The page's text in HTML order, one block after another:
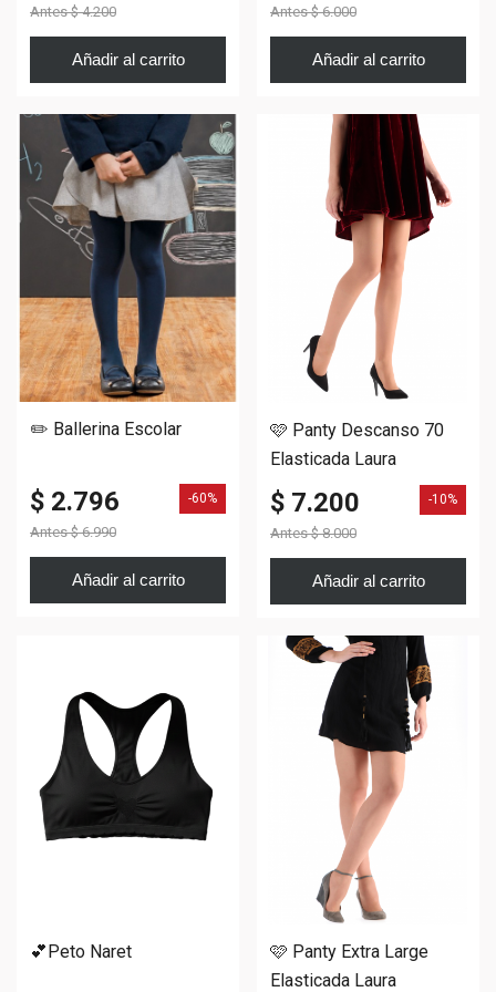
Antes $ 4.200
Añadir al carrito
Antes $ 6.000
Añadir al carrito
✏️ Ballerina Escolar
$ 2.796
Antes $ 6.990
-60%
Añadir al carrito
🩷 Panty Descanso 70
Elasticada Laura
$ 7.200
Antes $ 8.000
-10%
Añadir al carrito
💕Peto Naret
🩷 Panty Extra Large
Elasticada Laura